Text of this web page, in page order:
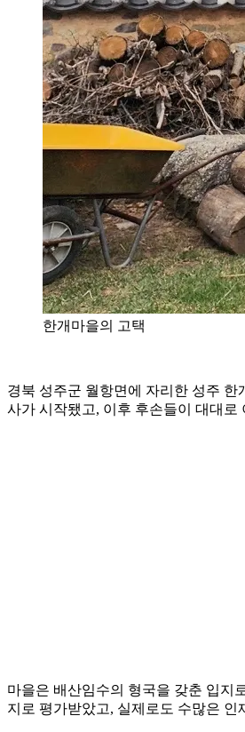
한개마을의 고택
경북 성주군 월항면에 자리한 성주
사가 시작됐고, 이후 후손들이 대대
마을은 배산임수의 형국을 갖춘 입지
지로 평가받았고, 실제로도 수많은 인